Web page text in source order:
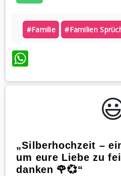
#familie #familien
WhatsApp
„Silberhochzeit –
um eure Liebe zu
danken 🌹💞“